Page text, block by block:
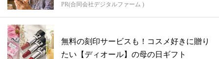
PR(合同会社デジタルファーム )
無料の刻印サービスも！コスメ好きに贈り
たい【ディオール】の母の日ギフト